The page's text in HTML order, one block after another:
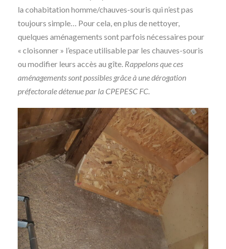
la cohabitation homme/chauves-souris qui n’est pas
toujours simple… Pour cela, en plus de nettoyer,
quelques aménagements sont parfois nécessaires pour
« cloisonner » l’espace utilisable par les chauves-souris
ou modifier leurs accès au gîte. Rappelons que ces
aménagements sont possibles grâce à une dérogation
préfectorale détenue par la CPEPESC FC.